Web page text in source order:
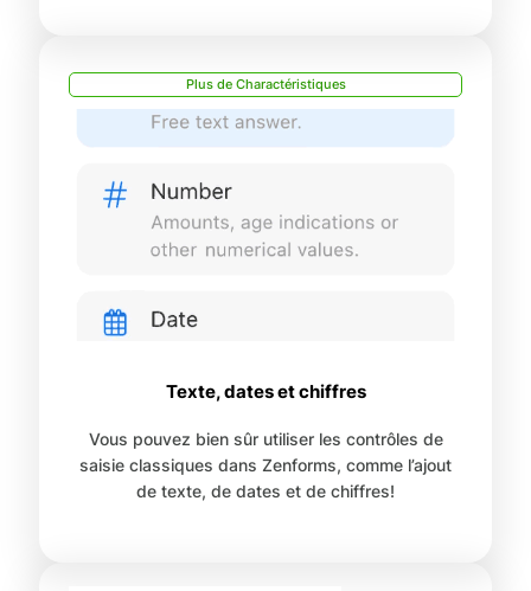
Plus de Charactéristiques
Texte, dates et chiffres
Vous pouvez bien sûr utiliser les contrôles de
saisie classiques dans Zenforms, comme l’ajout
de texte, de dates et de chiffres!